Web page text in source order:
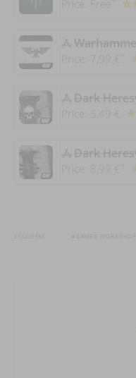
GAMES WORKSHOP